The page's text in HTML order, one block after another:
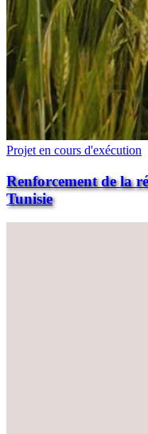
Projet en cours d'exécution
Renforcement de la
Tunisie